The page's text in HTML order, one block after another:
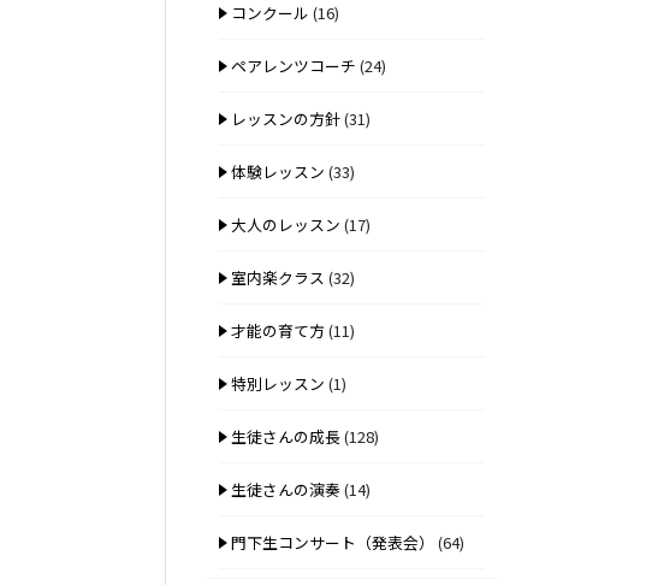
コンクール (16)
ペアレンツコーチ (24)
レッスンの方針(31)
体験レッスン (33)
大人のレッスン (17)
室内楽クラス (32)
才能の育て方 (11)
特別レッスン (1)
生徒さんの成長(128)
生徒さんの演奏(14)
門下生コンサート（発表会） (64)